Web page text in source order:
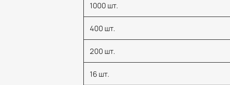
1000 шт.
400 шт.
200 шт.
16 шт.